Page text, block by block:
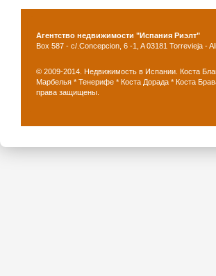
Агентство недвижимости "Испания Риэлт"
Box 587 - c/.Concepcion, 6 -1, A 03181 Torrevieja -
© 2009-2014. Недвижимость в Испании. Коста
Марбелья * Тенерифе * Коста Дорада * Коста
права защищены.